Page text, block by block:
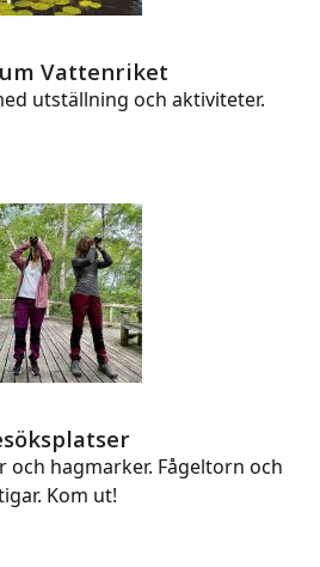
Vattenriket
utställning och aktiviteter.
och hagmarker. Fågeltorn och
Kom ut!